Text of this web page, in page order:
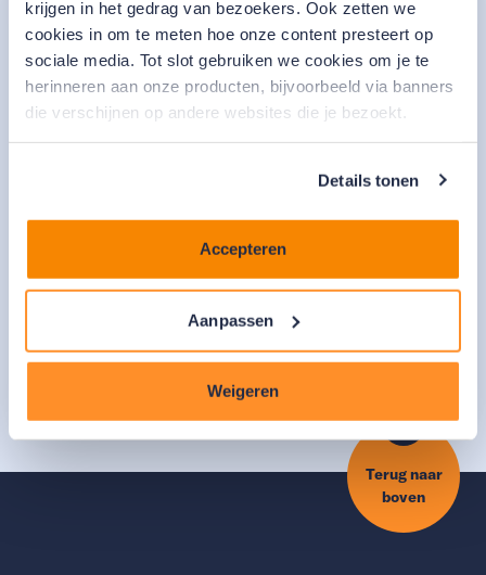
krijgen in het gedrag van bezoekers. Ook zetten we
cookies in om te meten hoe onze content presteert op
sociale media. Tot slot gebruiken we cookies om je te
herinneren aan onze producten, bijvoorbeeld via banners
die verschijnen op andere websites die je bezoekt.
Details tonen
Accepteren
Aanpassen
Weigeren
Jouw gewenste leenbedrag
Je (gezamenlijke) verzamelinkomen is
onder de 60.000
Doe een aanvraag
Terug naar
boven